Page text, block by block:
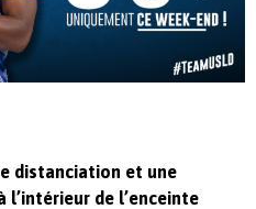
distanciation et une
de l’enceinte